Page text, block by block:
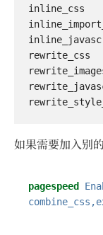
inline_css
rewrite_css
如果需要加入别
pagespeed